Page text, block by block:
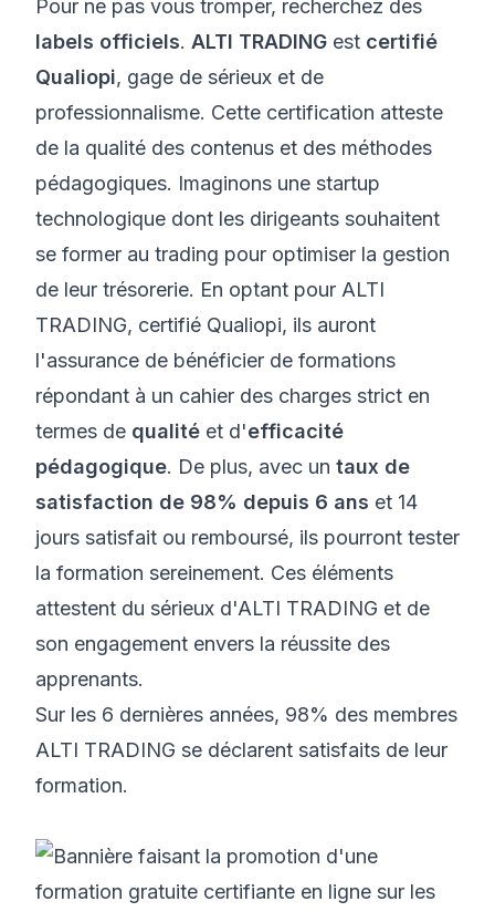
Pour ne pas vous tromper, recherchez des
labels officiels. ALTI TRADING est certifié
Qualiopi, gage de sérieux et de
professionnalisme. Cette certification atteste
de la qualité des contenus et des méthodes
pédagogiques. Imaginons une startup
technologique dont les dirigeants souhaitent
se former au trading pour optimiser la gestion
de leur trésorerie. En optant pour ALTI
TRADING, certifié Qualiopi, ils auront
l'assurance de bénéficier de formations
répondant à un cahier des charges strict en
termes de qualité et d'efficacité
pédagogique. De plus, avec un taux de
satisfaction de 98% depuis 6 ans et 14
jours satisfait ou remboursé, ils pourront tester
la formation sereinement. Ces éléments
attestent du sérieux d'ALTI TRADING et de
son engagement envers la réussite des
apprenants.
Sur les 6 dernières années, 98% des membres
ALTI TRADING se déclarent satisfaits de leur
formation.